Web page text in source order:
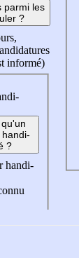
parmi les
?
informé)
?
handi-